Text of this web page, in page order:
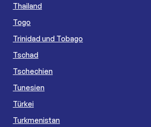
Thailand
Togo
Trinidad und Tobago
Tschad
Tschechien
Tunesien
Türkei
Turkmenistan